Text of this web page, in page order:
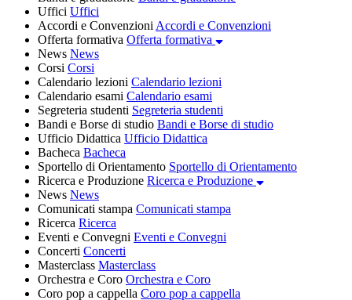
Uffici Uffici
Accordi e Convenzioni Accordi e Convenzioni
Offerta formativa Offerta formativa
News News
Corsi Corsi
Calendario lezioni Calendario lezioni
Calendario esami Calendario esami
Segreteria studenti Segreteria studenti
Bandi e Borse di studio Bandi e Borse di studio
Ufficio Didattica Ufficio Didattica
Bacheca Bacheca
Sportello di Orientamento Sportello di Orientamento
Ricerca e Produzione Ricerca e Produzione
News News
Comunicati stampa Comunicati stampa
Ricerca Ricerca
Eventi e Convegni Eventi e Convegni
Concerti Concerti
Masterclass Masterclass
Orchestra e Coro Orchestra e Coro
Coro pop a cappella Coro pop a cappella